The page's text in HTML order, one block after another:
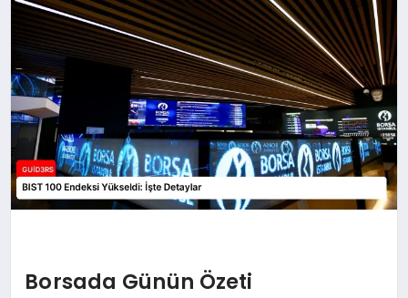
Borsada Günün Özeti